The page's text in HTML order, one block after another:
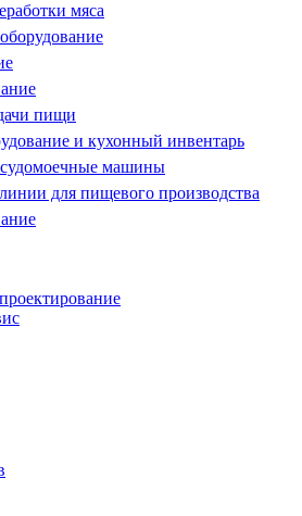
мяса
пищи
и кухонный инвентарь
машины
для пищевого производства